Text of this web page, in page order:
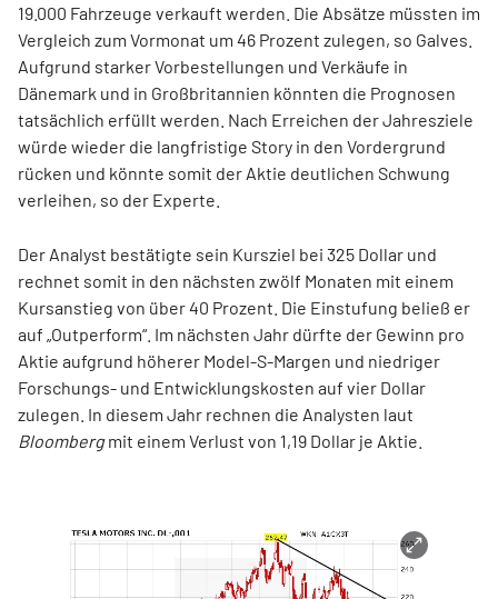
19.000 Fahrzeuge verkauft werden. Die Absätze müssten im
Vergleich zum Vormonat um 46 Prozent zulegen, so Galves.
Aufgrund starker Vorbestellungen und Verkäufe in
Dänemark und in Großbritannien könnten die Prognosen
tatsächlich erfüllt werden. Nach Erreichen der Jahresziele
würde wieder die langfristige Story in den Vordergrund
rücken und könnte somit der Aktie deutlichen Schwung
verleihen, so der Experte.
Der Analyst bestätigte sein Kursziel bei 325 Dollar und
rechnet somit in den nächsten zwölf Monaten mit einem
Kursanstieg von über 40 Prozent. Die Einstufung beließ er
auf „Outperform“. Im nächsten Jahr dürfte der Gewinn pro
Aktie aufgrund höherer Model-S-Margen und niedriger
Forschungs- und Entwicklungskosten auf vier Dollar
zulegen. In diesem Jahr rechnen die Analysten laut
Bloombergmit einem Verlust von 1,19 Dollar je Aktie.